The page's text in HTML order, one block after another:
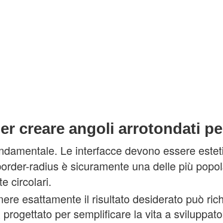
creare angoli arrotondati
Le interfacce devono essere
radius è sicuramente una delle più
circolari.
esattamente il risultato desiderato può
per semplificare la vita a